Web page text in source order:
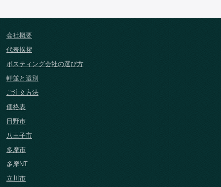
会社概要
代表挨拶
ポスティング会社の選び方
軒並と選別
ご注文方法
価格表
日野市
八王子市
多摩市
多摩NT
立川市